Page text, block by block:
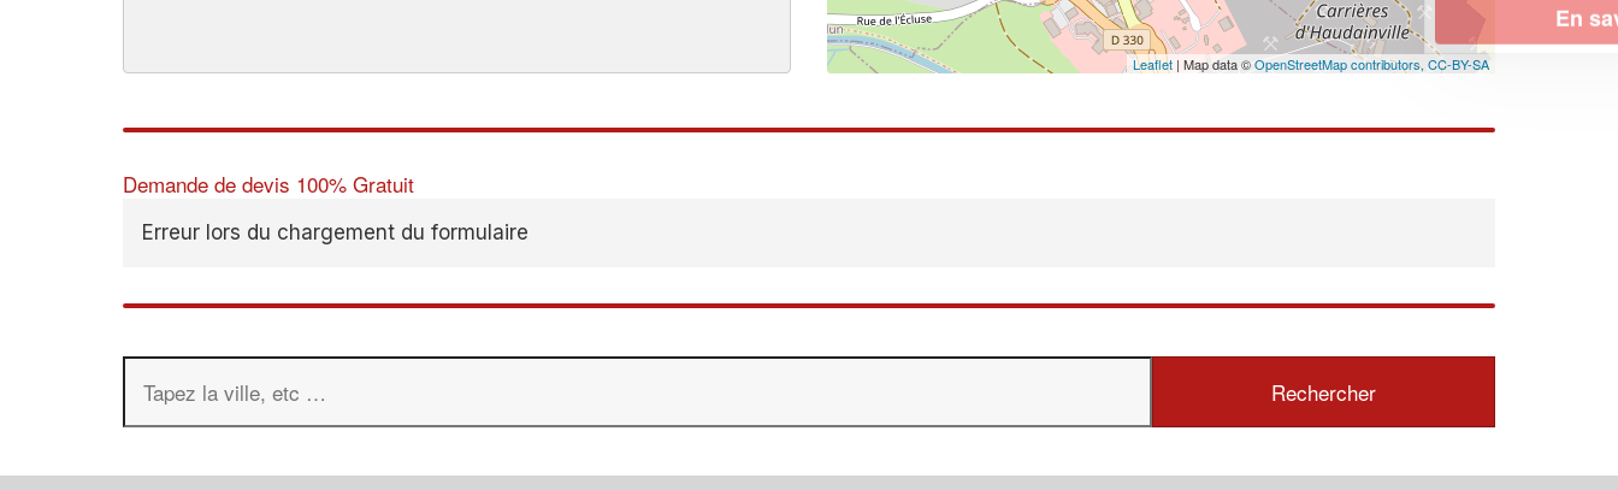
Leaflet | Map data ©OpenStreetMap contributors, CC-BY-SA
Demande de devis 100% Gratuit
Erreur lors du chargement du formulaire
En savoir plus